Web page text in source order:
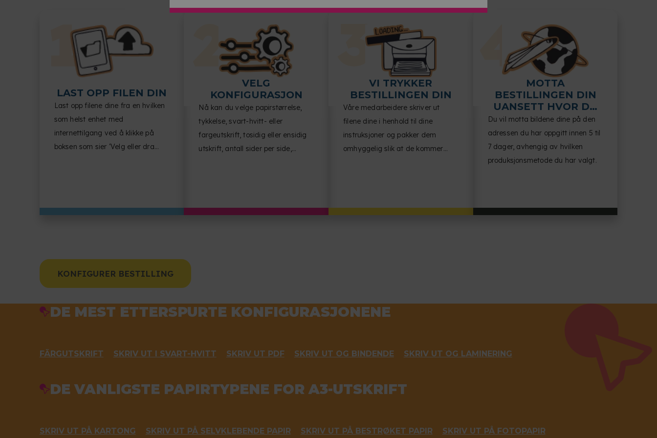
LAST OPP FILEN DIN
Last opp filene dine fra en hvilken
som helst enhet med
internettilgang ved å klikke på
boksen som sier ‘Velg eller dra
VELG
KONFIGURASJON
Nå kan du velge papirstørrelse,
tykkelse, svart-hvitt- eller
fargeutskrift, tosidig eller ensidig
utskrift, antall sider per side,
VI TRYKKER
BESTILLINGEN DIN
Våre medarbeidere skriver ut
filene dine i henhold til dine
instruksjoner og pakker dem
omhyggelig slik at de kommer
MOTTA
BESTILLINGEN DIN
UANSETT HVOR DU
VELGER
Du vil motta bildene dine på den
adressen du har oppgitt innen 5 til
7 dager, avhengig av hvilken
produksjonsmetode du har valgt.
KONFIGURER BESTILLING
DE MEST ETTERSPURTE KONFIGURASJONENE
FÄRGUTSKRIFT SKRIV UT I SVART-HVITT SKRIV UT PDF SKRIV UT OG BINDENDE SKRIV UT OG LAMINERING
DE VANLIGSTE PAPIRTYPENE FOR A3-UTSKRIFT
SKRIV UT PÅ KARTONG SKRIV UT PÅ SELVKLEBENDE PAPIR SKRIV UT PÅ BESTRØKET PAPIR SKRIV UT PÅ FOTOPAPIR